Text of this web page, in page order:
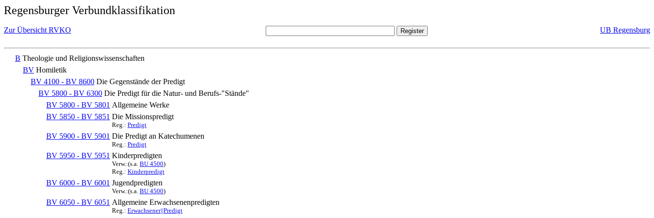
Regensburger Verbundklassifikation
Zur Übersicht RVKO UB Regensburg
B Theologie und Religionswissenschaften
BV Homiletik
BV 4100 - BV 8600 Die Gegenstände der Predigt
BV 5800 - BV 6300 Die Predigt für die Natur- und Berufs-"Stände"
BV 5800 - BV 5801 Allgemeine Werke
BV 5850 - BV 5851 Die Missionspredigt
Reg.: Predigt
BV 5900 - BV 5901 Die Predigt an Katechumenen
Reg.: Predigt
BV 5950 - BV 5951 Kinderpredigten
Verw.:(s.a. BU 4500)
Reg.: Kinderpredigt
BV 6000 - BV 6001 Jugendpredigten
Verw.:(s.a. BU 4500)
BV 6050 - BV 6051 Allgemeine Erwachsenenpredigten
Reg.: Erwachsener||Predigt